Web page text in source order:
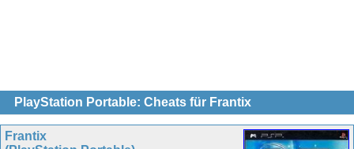
PlayStation Portable: Cheats für Frantix
Frantix